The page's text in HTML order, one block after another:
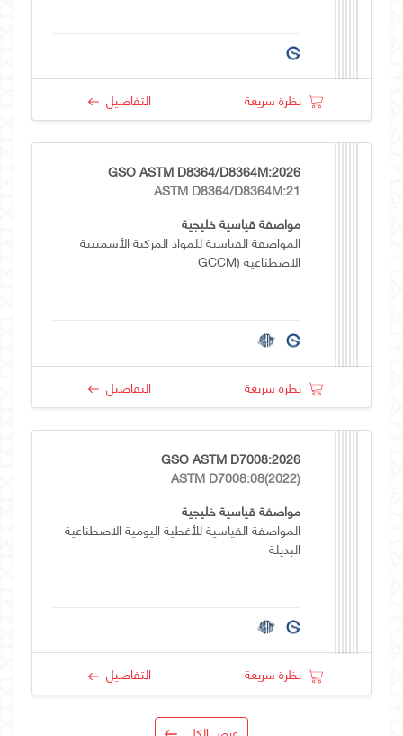
نظرة سريعة التفاصيل
GSO ASTM D8364/D8364M:2026
ASTM D8364/D8364M:21
مواصفة قياسية خليجية
المواصفة القياسية للمواد المركبة الأسمنتية
الاصطناعية (GCCM
نظرة سريعة التفاصيل
GSO ASTM D7008:2026
ASTM D7008:08(2022)
مواصفة قياسية خليجية
المواصفة القياسية للأغطية اليومية الاصطناعية
البديلة
نظرة سريعة التفاصيل